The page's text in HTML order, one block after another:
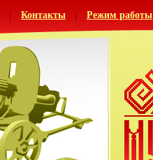
Контакты Режим работы